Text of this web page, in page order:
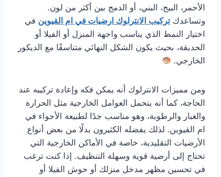
الأحمر، البيج، البني، أو الدمج بين أكثر من لون.
وتساعدك تركيب الانترلوك ارضيات في ام القيوين في
اختيار النمط الذي يناسب واجهة المنزل أو الفيلا أو
الحديقة، بحيث يكون الشكل النهائي متناسقًا مع الديكور
الخارجي.
ومن مميزات الانترلوك أنه يمكن فكه وإعادة تركيبه عند
الحاجة، كما أنه يتحمل العوامل الخارجية مثل الحرارة
والغبار والرطوبة، وهو مناسب جدًا لطبيعة الأجواء في
ام القيوين. لذلك يفضله الكثيرون بدلًا من بعض أنواع
الأرضيات التقليدية، خاصة في الأماكن الخارجية التي
تحتاج إلى أرضية قوية وسهلة التنظيف. إذا كنت ترغب
في تحسين مظهر مدخل منزلك أو حوش الفيلا أو